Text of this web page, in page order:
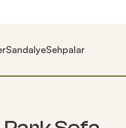
SandalyeSehpalar